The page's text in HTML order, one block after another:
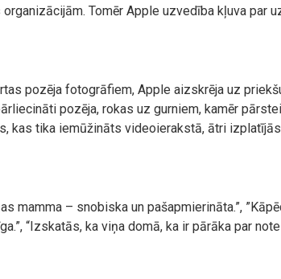
Tomēr Apple uzvedība kļuva par
pozēja fotogrāfiem, Apple aizskrēja uz
pozēja, rokas uz gurniem, kamēr
kas tika iemūžināts videoierakstā, ātri
mamma – snobiska un pašapmierināta.”,
“Izskatās, ka viņa domā, ka ir pārāka par